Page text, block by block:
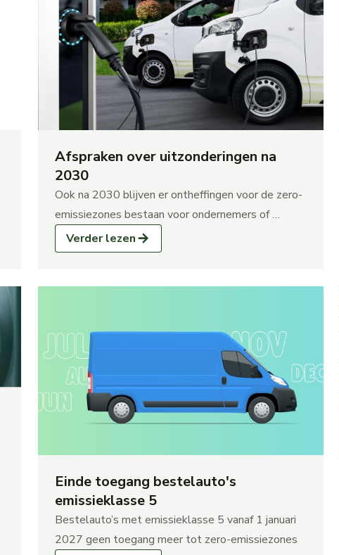
Afspraken over uitzonderingen na
2030
Ook na 2030 blijven er ontheffingen voor de zero-
emissiezones bestaan voor ondernemers of …
Verder lezen
Einde toegang bestelauto's
emissieklasse 5
Bestelauto’s met emissieklasse 5 vanaf 1 januari
2027 geen toegang meer tot zero-emissiezones